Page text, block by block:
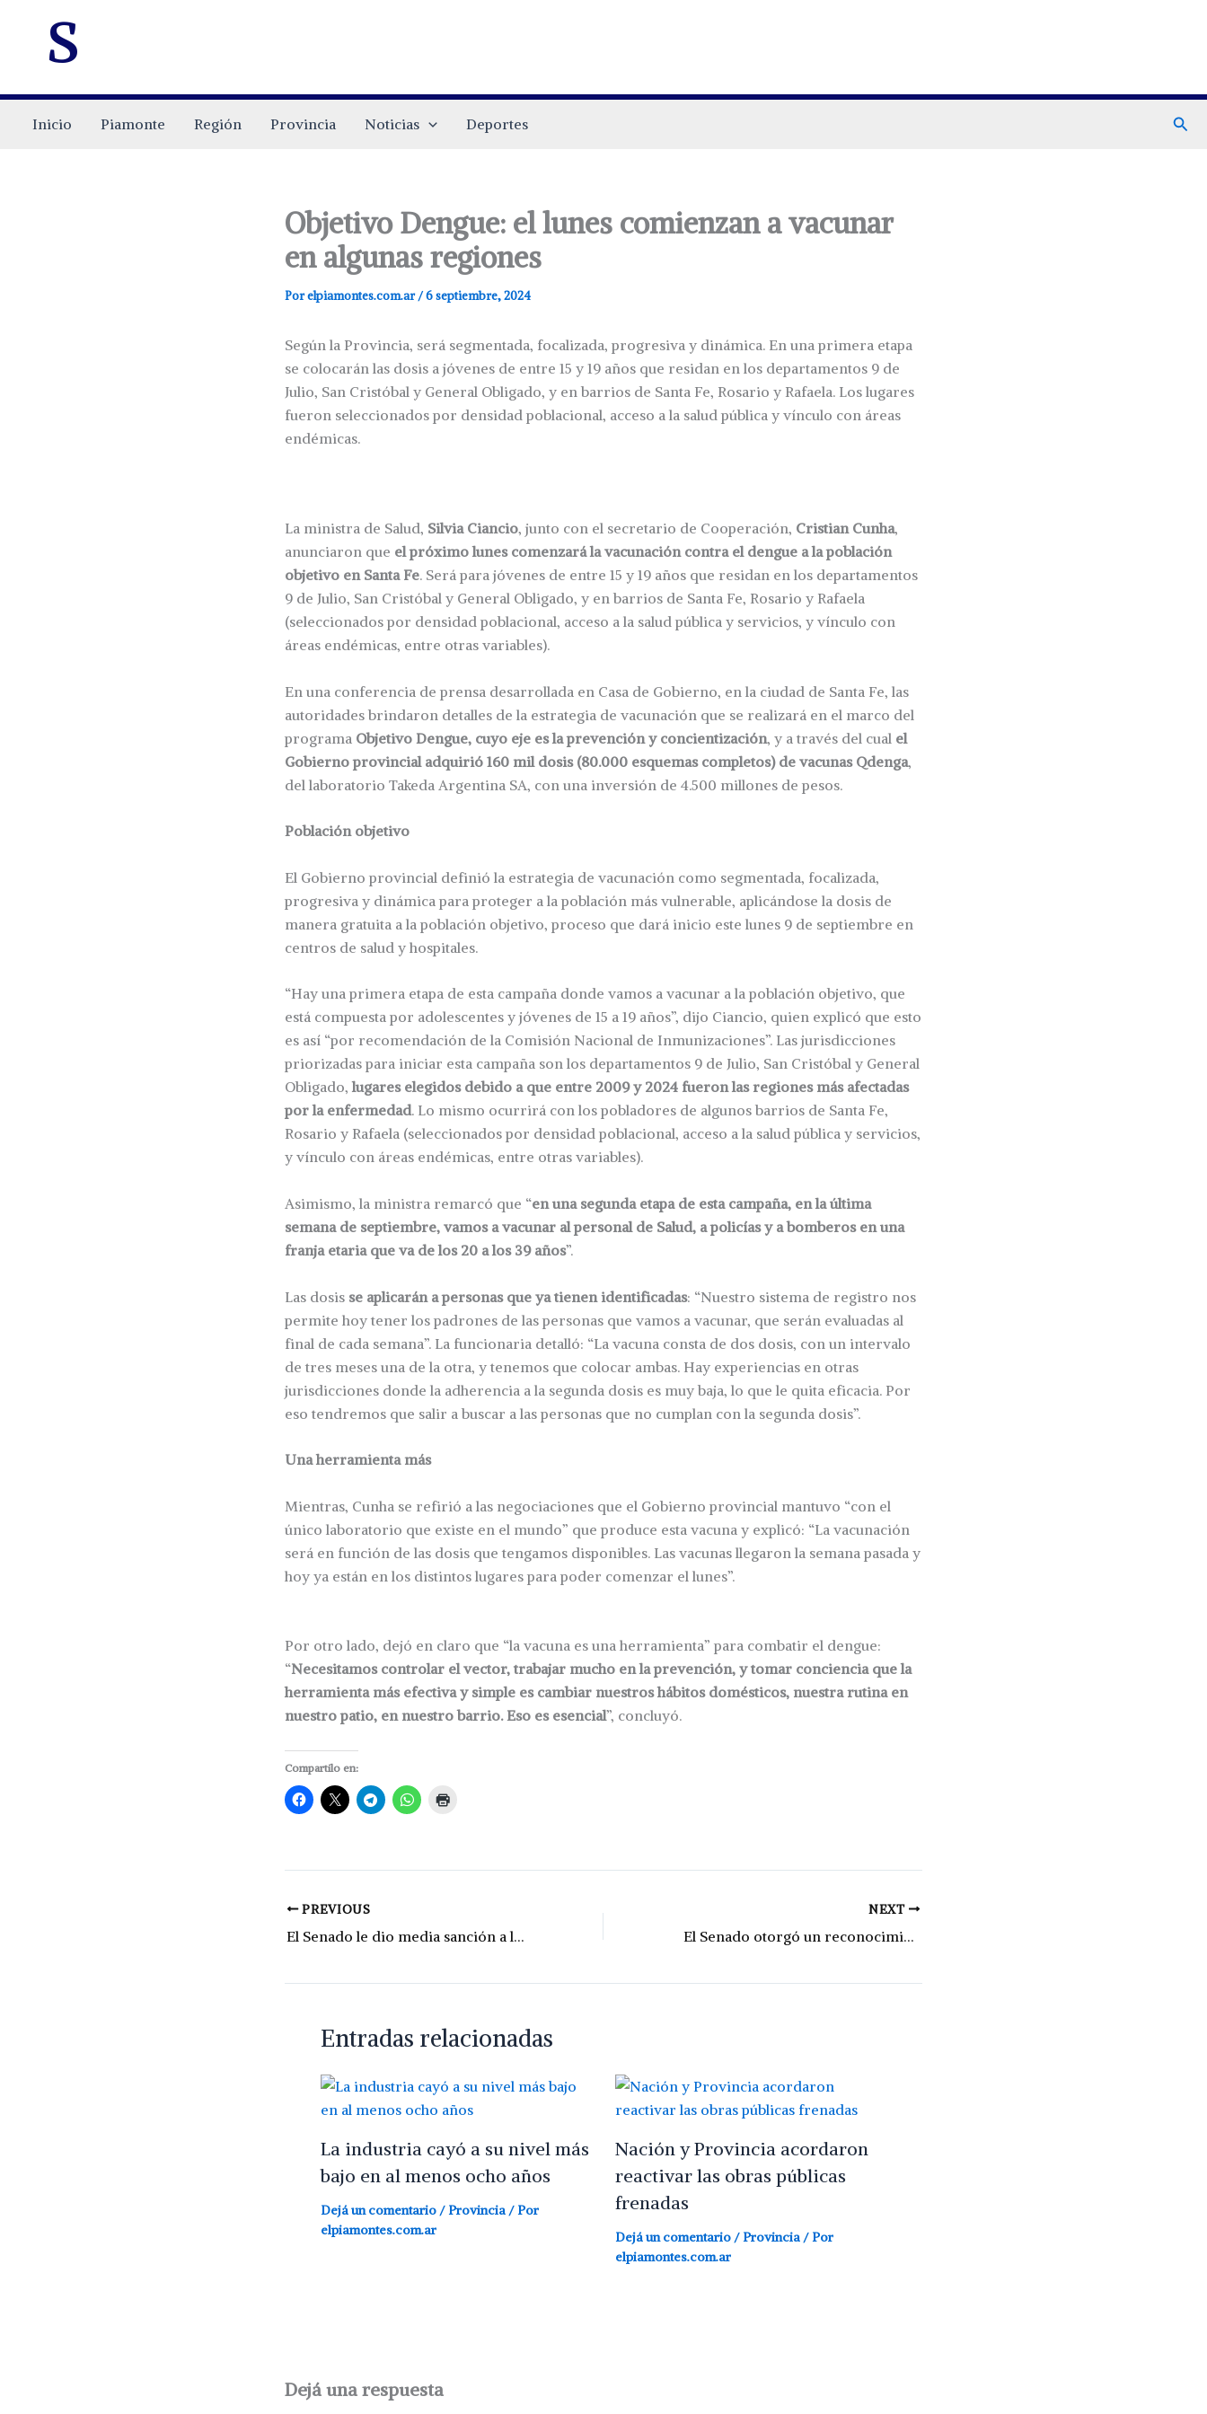
s
Inicio Piamonte Región Provincia Noticias Deportes
Objetivo Dengue: el lunes comienzan a vacunar
en algunas regiones
Porelpiamontes.com.ar/6 septiembre, 2024
Según la Provincia, será segmentada, focalizada, progresiva y dinámica. En una primera etapa
se colocarán las dosis a jóvenes de entre 15 y 19 años que residan en los departamentos 9 de
Julio, San Cristóbal y General Obligado, y en barrios de Santa Fe, Rosario y Rafaela. Los lugares
fueron seleccionados por densidad poblacional, acceso a la salud pública y vínculo con áreas
endémicas.
La ministra de Salud, Silvia Ciancio, junto con el secretario de Cooperación, Cristian Cunha,
anunciaron que el próximo lunes comenzará la vacunación contra el dengue a la población
objetivo en Santa Fe. Será para jóvenes de entre 15 y 19 años que residan en los departamentos
9 de Julio, San Cristóbal y General Obligado, y en barrios de Santa Fe, Rosario y Rafaela
(seleccionados por densidad poblacional, acceso a la salud pública y servicios, y vínculo con
áreas endémicas, entre otras variables).
En una conferencia de prensa desarrollada en Casa de Gobierno, en la ciudad de Santa Fe, las
autoridades brindaron detalles de la estrategia de vacunación que se realizará en el marco del
programa Objetivo Dengue, cuyo eje es la prevención y concientización, y a través del cual el
Gobierno provincial adquirió 160 mil dosis (80.000 esquemas completos) de vacunas Qdenga,
del laboratorio Takeda Argentina SA, con una inversión de 4.500 millones de pesos.
Población objetivo
El Gobierno provincial definió la estrategia de vacunación como segmentada, focalizada,
progresiva y dinámica para proteger a la población más vulnerable, aplicándose la dosis de
manera gratuita a la población objetivo, proceso que dará inicio este lunes 9 de septiembre en
centros de salud y hospitales.
“Hay una primera etapa de esta campaña donde vamos a vacunar a la población objetivo, que
está compuesta por adolescentes y jóvenes de 15 a 19 años”, dijo Ciancio, quien explicó que esto
es así “por recomendación de la Comisión Nacional de Inmunizaciones”. Las jurisdicciones
priorizadas para iniciar esta campaña son los departamentos 9 de Julio, San Cristóbal y General
Obligado,lugares elegidos debido a que entre 2009 y 2024 fueron las regiones más afectadas
por la enfermedad. Lo mismo ocurrirá con los pobladores de algunos barrios de Santa Fe,
Rosario y Rafaela (seleccionados por densidad poblacional, acceso a la salud pública y servicios,
y vínculo con áreas endémicas, entre otras variables).
Asimismo, la ministra remarcó que “en una segunda etapa de esta campaña, en la última
semana de septiembre, vamos a vacunar al personal de Salud, a policías y a bomberos en una
franja etaria que va de los 20 a los 39 años”.
Las dosis se aplicarán a personas que ya tienen identificadas: “Nuestro sistema de registro nos
permite hoy tener los padrones de las personas que vamos a vacunar, que serán evaluadas al
final de cada semana”. La funcionaria detalló: “La vacuna consta de dos dosis, con un intervalo
de tres meses una de la otra, y tenemos que colocar ambas. Hay experiencias en otras
jurisdicciones donde la adherencia a la segunda dosis es muy baja, lo que le quita eficacia. Por
eso tendremos que salir a buscar a las personas que no cumplan con la segunda dosis”.
Una herramienta más
Mientras, Cunha se refirió a las negociaciones que el Gobierno provincial mantuvo “con el
único laboratorio que existe en el mundo” que produce esta vacuna y explicó: “La vacunación
será en función de las dosis que tengamos disponibles. Las vacunas llegaron la semana pasada y
hoy ya están en los distintos lugares para poder comenzar el lunes”.
Por otro lado, dejó en claro que “la vacuna es una herramienta” para combatir el dengue:
“Necesitamos controlar el vector, trabajar mucho en la prevención, y tomar conciencia que la
herramienta más efectiva y simple es cambiar nuestros hábitos domésticos, nuestra rutina en
nuestro patio, en nuestro barrio. Eso es esencial”, concluyó.
Compartilo en:
PREVIOUS
El Senado le dio media sanción a la reforma previsional de Pullaro
NEXT
El Senado otorgó un reconocimiento a María Paz Casadevall
Entradas relacionadas
La industria cayó a su nivel más
bajo en al menos ocho años
Dejá un comentario / Provincia / Por
elpiamontes.com.ar
Nación y Provincia acordaron
reactivar las obras públicas
frenadas
Dejá un comentario / Provincia/ Por
elpiamontes.com.ar
Dejá una respuesta